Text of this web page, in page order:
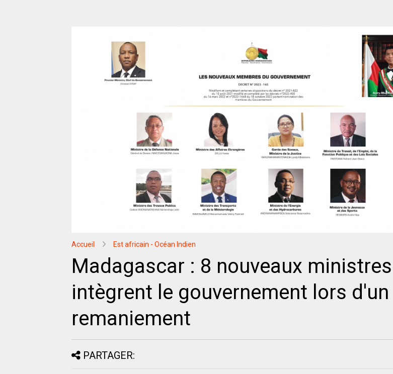
Accueil Est africain - Océan Indien
Madagascar : 8 nouveaux ministres
intègrent le gouvernement lors d'un
remaniement
PARTAGER: